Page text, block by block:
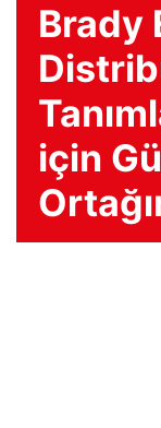
Brady
için